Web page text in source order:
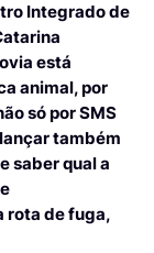
Integrado de
está
animal, por
só por SMS
também
saber qual a
rota de fuga,